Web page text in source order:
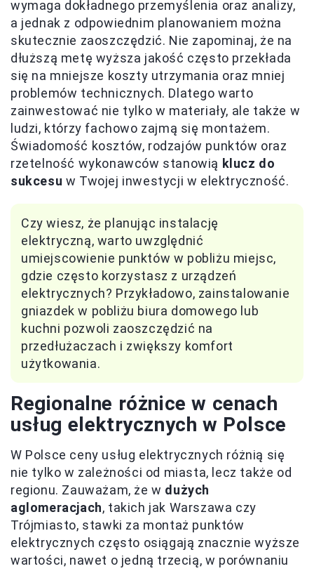
wymaga dokładnego przemyślenia oraz analizy,
a jednak z odpowiednim planowaniem można
skutecznie zaoszczędzić. Nie zapominaj, że na
dłuższą metę wyższa jakość często przekłada
się na mniejsze koszty utrzymania oraz mniej
problemów technicznych. Dlatego warto
zainwestować nie tylko w materiały, ale także w
ludzi, którzy fachowo zajmą się montażem.
Świadomość kosztów, rodzajów punktów oraz
rzetelność wykonawców stanowią klucz do
sukcesu w Twojej inwestycji w elektryczność.
Czy wiesz, że planując instalację
elektryczną, warto uwzględnić
umiejscowienie punktów w pobliżu miejsc,
gdzie często korzystasz z urządzeń
elektrycznych? Przykładowo, zainstalowanie
gniazdek w pobliżu biura domowego lub
kuchni pozwoli zaoszczędzić na
przedłużaczach i zwiększy komfort
użytkowania.
Regionalne różnice w cenach
usług elektrycznych w Polsce
W Polsce ceny usług elektrycznych różnią się
nie tylko w zależności od miasta, lecz także od
regionu. Zauważam, że w dużych
aglomeracjach, takich jak Warszawa czy
Trójmiasto, stawki za montaż punktów
elektrycznych często osiągają znacznie wyższe
wartości, nawet o jedną trzecią, w porównaniu